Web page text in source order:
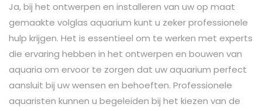
Ja, bij het ontwerpen en installeren van uw op maat
gemaakte volglas aquarium kunt u zeker professionele
hulp krijgen. Het is essentieel om te werken met experts
die ervaring hebben in het ontwerpen en bouwen van
aquaria om ervoor te zorgen dat uw aquarium perfect
aansluit bij uw wensen en behoeften. Professionele
aquaristen kunnen u begeleiden bij het kiezen van de